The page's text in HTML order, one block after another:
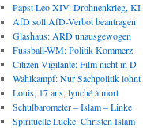
Papst Leo XIV: Drohnenkrieg, KI
AfD soll AfD-Verbot beantragen
Glashaus: ARD unausgewogen
Fussball-WM: Politik Kommerz
Citizen Vigilante: Film nicht in D
Wahlkampf: Nur Sachpolitik lohnt
Louis, 17 ans, lynché à mort
Schulbarometer – Islam – Linke
Spirituelle Lücke: Christen Islam